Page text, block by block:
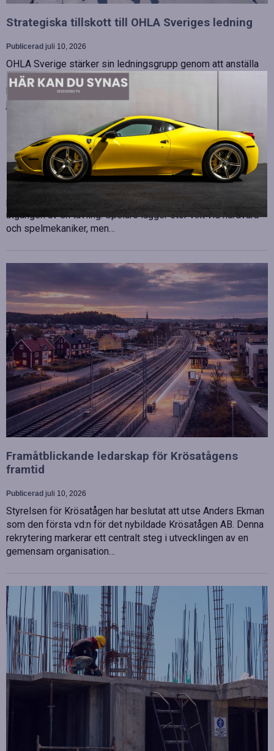
Strategiska tillskott till OHLA Sveriges ledning
Publicerad juli 10, 2026
OHLA Sverige stärker sin ledningsgrupp genom att anställa
Malin Bergman som HR-chef och María Vazquez som
biträdande ekonomichef. Båda började sina nya tjänster den 1
juni 2026 och kommer att…
Betydelsen av snabb internetanslutning för e-
sport
Publicerad juli 10, 2026
E-sport har utvecklats från att vara en hobby till en
professionell disciplin där varje millisekund kan avgöra
utgången av en tävling. Spelare lägger stor vikt vid hårdvara
och spelmekaniker, men…
Framåtblickande ledarskap för Krösatågens
framtid
Publicerad juli 10, 2026
Styrelsen för Krösatågen har beslutat att utse Anders Ekman
som den första vd:n för det nybildade Krösatågen AB. Denna
rekrytering markerar ett centralt steg i utvecklingen av en
gemensam organisation…